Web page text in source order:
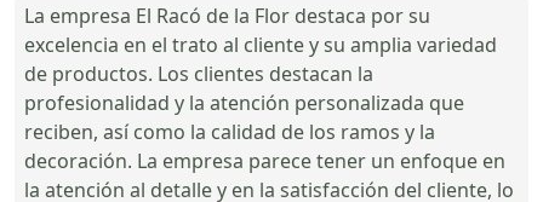
La empresa El Racó de la Flor destaca por su
excelencia en el trato al cliente y su amplia variedad
de productos. Los clientes destacan la
profesionalidad y la atención personalizada que
reciben, así como la calidad de los ramos y la
decoración. La empresa parece tener un enfoque en
la atención al detalle y en la satisfacción del cliente, lo